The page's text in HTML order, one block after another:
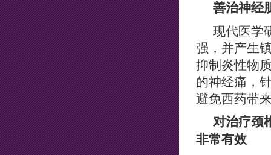
善治神经
现代医学
强，并产生
抑制炎性物
的神经痛，
避免西药带
对治疗颈
非常有效